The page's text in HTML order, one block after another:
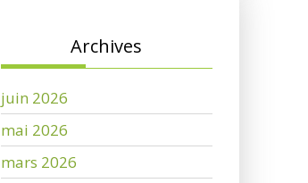
Archives
juin 2026
mai 2026
mars 2026